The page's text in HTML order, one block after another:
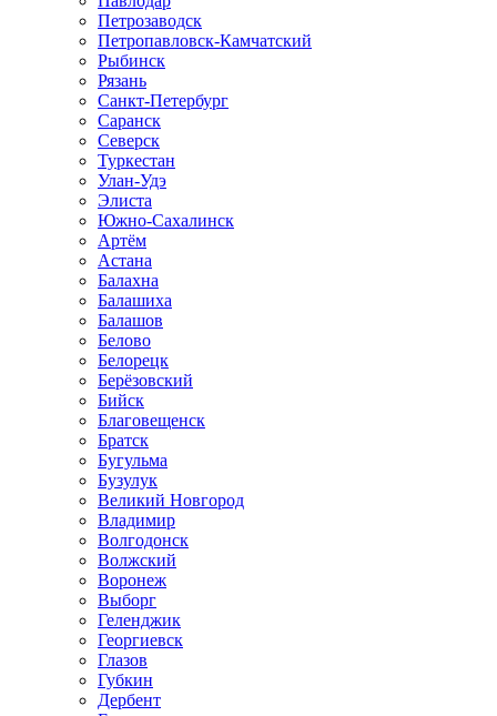
Петрозаводск
Петропавловск-Камчатский
Рыбинск
Рязань
Санкт-Петербург
Саранск
Северск
Туркестан
Улан-Удэ
Элиста
Южно-Сахалинск
Артём
Астана
Балахна
Балашиха
Балашов
Белово
Белорецк
Берёзовский
Бийск
Благовещенск
Братск
Бугульма
Бузулук
Великий Новгород
Владимир
Волгодонск
Волжский
Воронеж
Выборг
Геленджик
Георгиевск
Глазов
Губкин
Дербент